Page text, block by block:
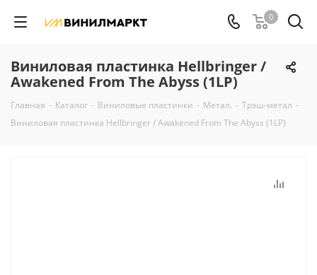
0
Виниловая пластинка Hellbringer /
Awakened From The Abyss (1LP)
Главная - Каталог - Виниловые пластинки - Метал. - Трэш-метал -
Виниловая пластинка Hellbringer / Awakened From The Abyss (1LP)